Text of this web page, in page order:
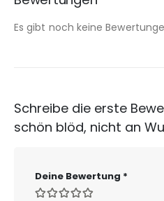
Es gibt noch keine
Schreibe die erste
schön blöd, nicht an
Deine Bewertung *